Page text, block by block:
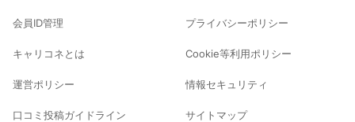
会員ID管理
キャリコネとは
運営ポリシー
口コミ投稿ガイドライン
プライバシーポリシー
Cookie等利用ポリシー
情報セキュリティ
サイトマップ